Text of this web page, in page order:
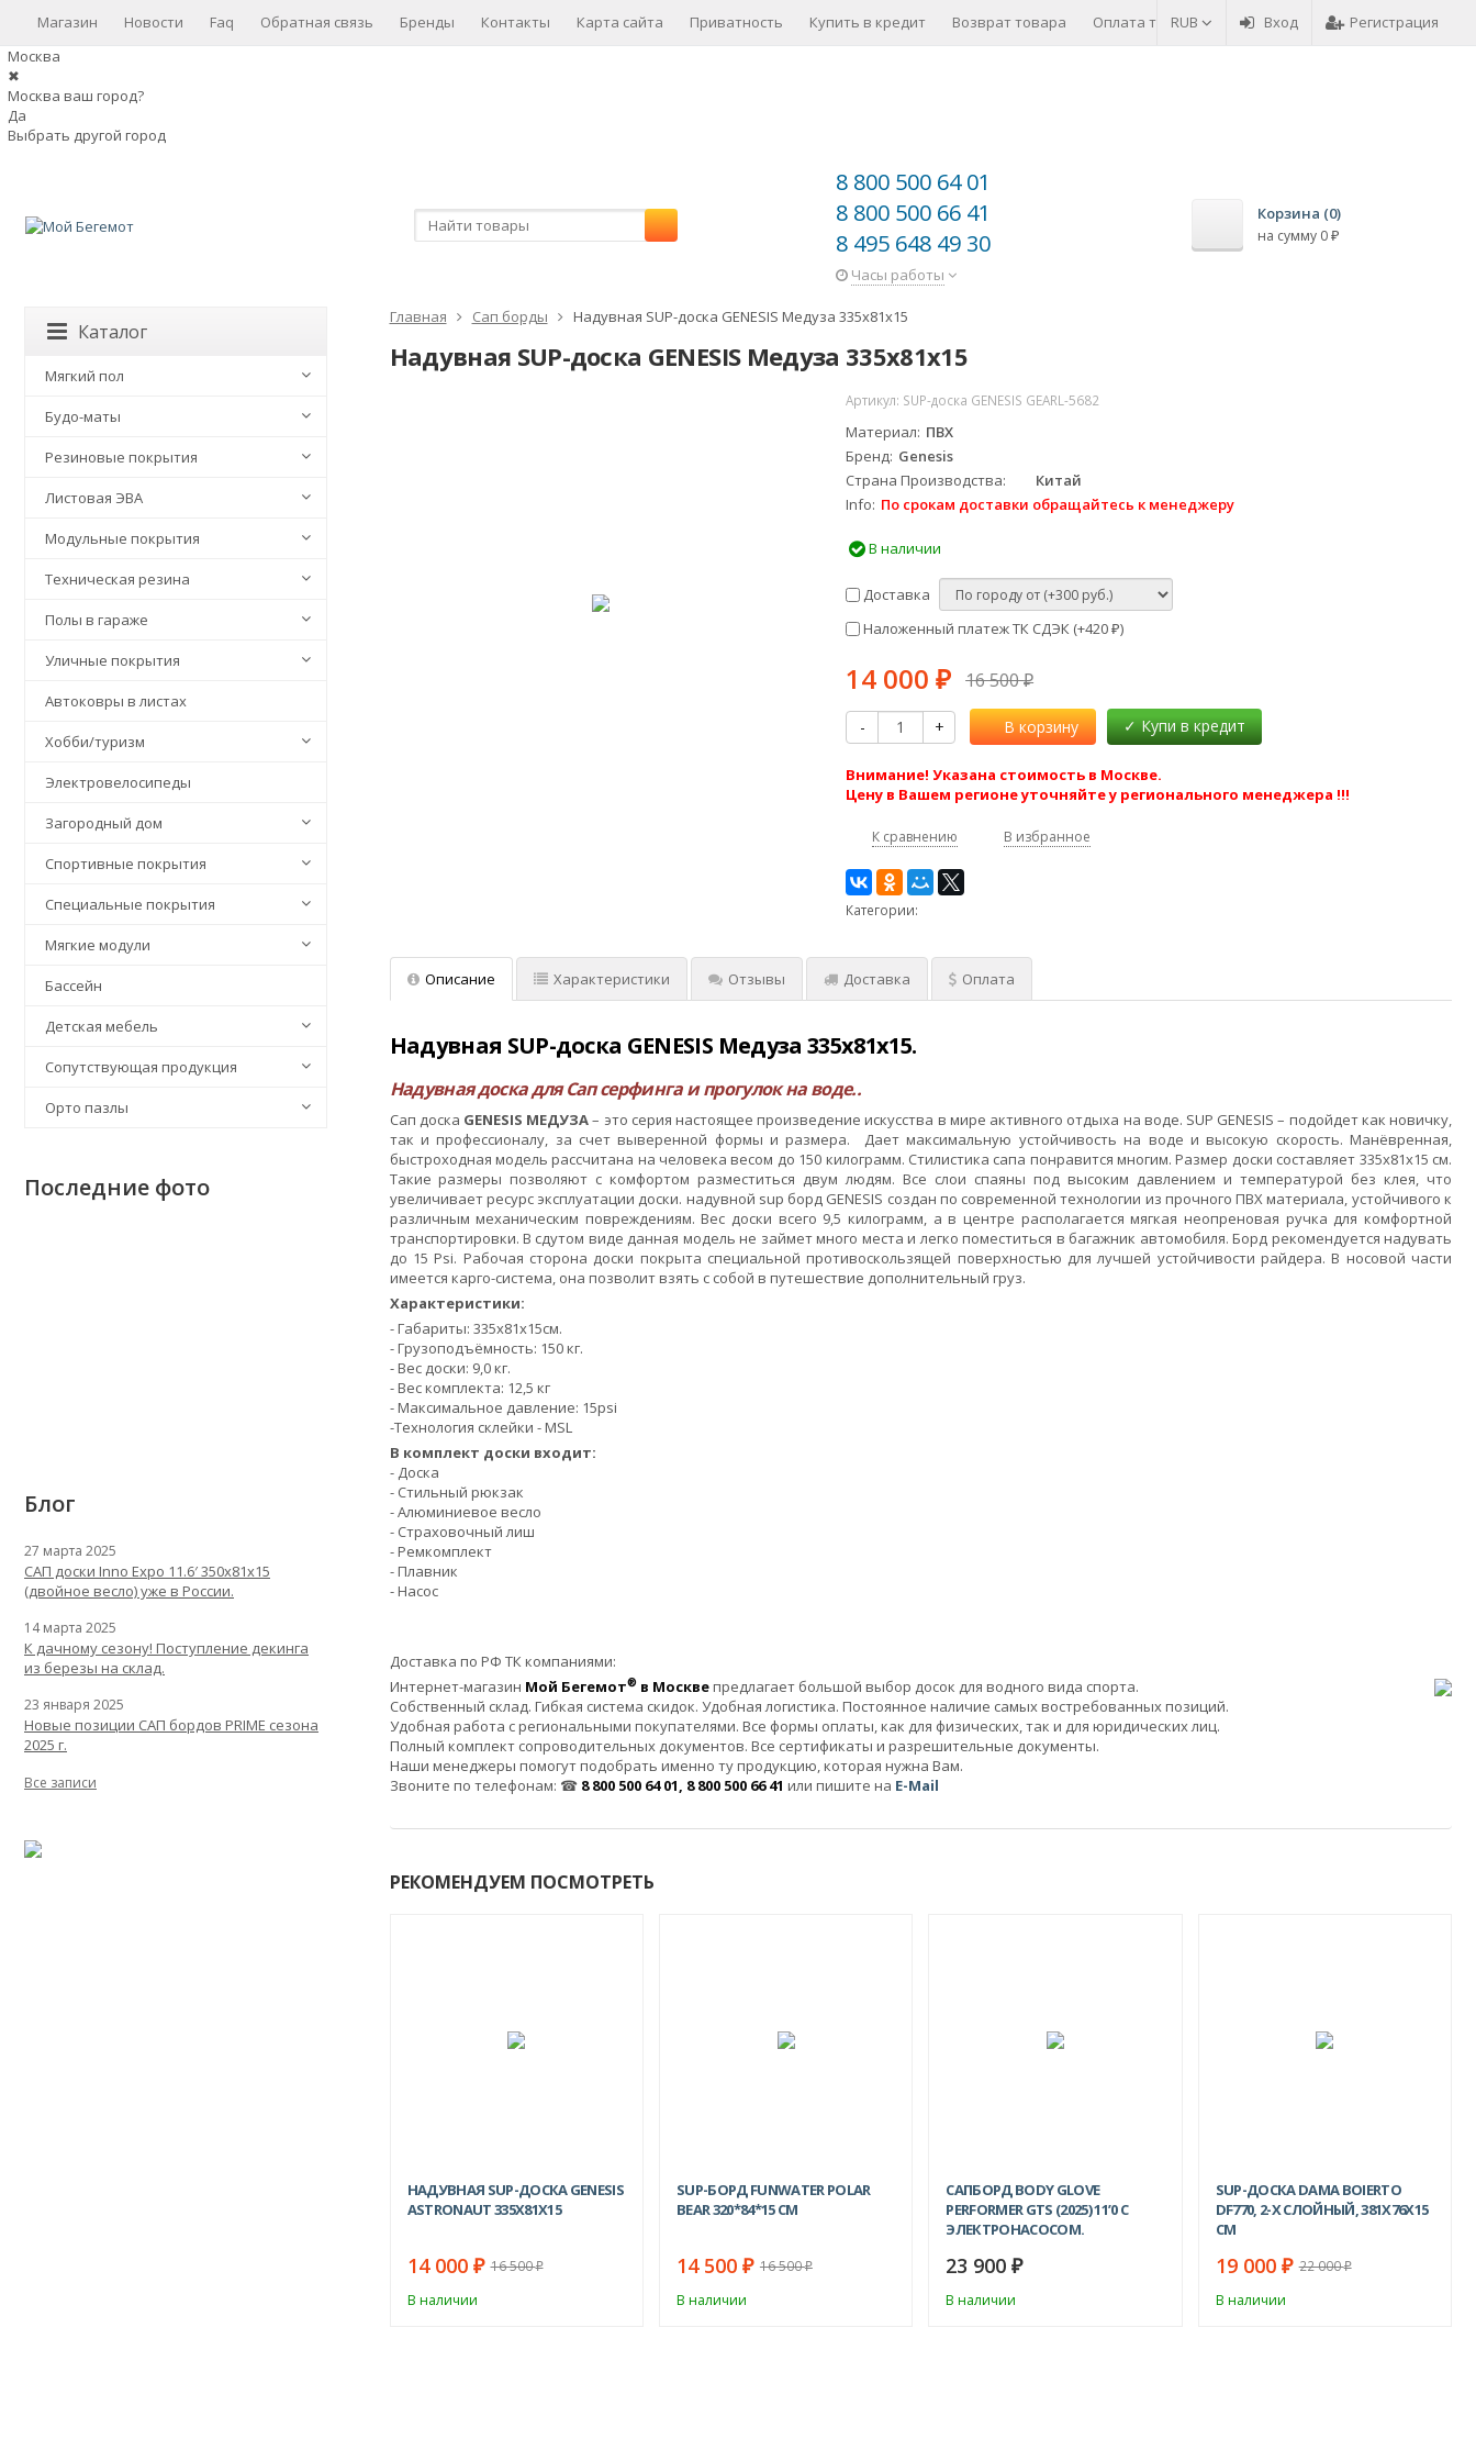
RUB Вход Регистрация
Магазин Новости Faq Обратная связь Бренды Контакты Карта сайта Приватность Купить в кредит Возврат товара
Оплата товара
Москва
✖
Москва ваш город?
Да
Выбрать другой город
8 800 500 64 01
8 800 500 66 41
8 495 648 49 30
Часы работы
Корзина (0)
на сумму 0 ₽
Главная Сап борды Надувная SUP-доска GENESIS Медуза 335х81х15
Надувная SUP-доска GENESIS Медуза 335х81х15
Артикул: SUP-доска GENESIS GEARL-5682
Материал ПВХ
Бренд Genesis
Страна Производства
Китай
Info По срокам доставки обращайтесь к менеджеру
В наличии
Доставка
Наложенный платеж ТК СДЭК (+420₽)
14 000₽ 16 500₽
- + В корзину
Внимание! Указана стоимость в Москве.
Цену в Вашем регионе уточняйте у регионального менеджера !!!
К сравнению В избранное
Категории:
Описание Характеристики Отзывы Доставка Оплата
Надувная SUP-доска GENESIS Медуза 335х81х15.
Надувная доска для Сап серфинга и прогулок на воде..
Сап доска GENESIS МЕДУЗА– это серия настоящее произведение искусства в мире активного отдыха на воде. SUP GENESIS – подойдет как новичку,
так и профессионалу, за счет выверенной формы и размера. Дает максимальную устойчивость на воде и высокую скорость. Манёвренная,
быстроходная модель рассчитана на человека весом до 150 килограмм. Стилистика сапа понравится многим. Размер доски составляет 335х81х15 см.
Такие размеры позволяют с комфортом разместиться двум людям. Все слои спаяны под высоким давлением и температурой без клея, что
увеличивает ресурс эксплуатации доски. надувной sup борд GENESIS создан по современной технологии из прочного ПВХ материала, устойчивого к
различным механическим повреждениям. Вес доски всего 9,5 килограмм, а в центре располагается мягкая неопреновая ручка для комфортной
транспортировки. В сдутом виде данная модель не займет много места и легко поместиться в багажник автомобиля. Борд рекомендуется надувать
до 15 Psi. Рабочая сторона доски покрыта специальной противоскользящей поверхностью для лучшей устойчивости райдера. В носовой части
имеется карго-система, она позволит взять с собой в путешествие дополнительный груз.
Характеристики:
- Габариты: 335x81х15см.
- Грузоподъёмность: 150 кг.
- Веc дocки: 9,0 кг.
- Вес комплекта: 12,5 кг
- Максимальное давление: 15рsi
-Технология склейки - MSL
В комплект доски входит:
- Доска
- Стильный рюкзак
- Алюминиевое весло
- Страховочный лиш
- Ремкомплект
- Плавник
- Насос
Доставка по РФ ТК компаниями:
Интернет-магазин Мой Бегемот®в Москвепредлагает большой выбор досок для водного вида спорта.
Собственный склад. Гибкая система скидок. Удобная логистика. Постоянное наличие самых востребованных позиций.
Удобная работа с региональными покупателями. Все формы оплаты, как для физических, так и для юридических лиц.
Полный комплект сопроводительных документов. Все сертификаты и разрешительные документы.
Наши менеджеры помогут подобрать именно ту продукцию, которая нужна Вам.
Звоните по телефонам: ☎ 8 800 500 64 01, 8 800 500 66 41 или пишите на E-Mail
РЕКОМЕНДУЕМ ПОСМОТРЕТЬ
НАДУВНАЯ SUP-ДОСКА GENESIS
ASTRONAUT 335Х81Х15
14 000 ₽ 16 500₽
В наличии
SUP-БОРД FUNWATER POLAR
BEAR 320*84*15 СМ
14 500 ₽ 16 500₽
В наличии
САПБОРД BODY GLOVE
PERFORMER GTS (2025) 11’0 С
ЭЛЕКТРОНАСОСОМ.
23 900₽
В наличии
SUP-ДОСКА DAMA BOIERTO
DF770, 2-Х СЛОЙНЫЙ, 381X76X15
СМ
19 000 ₽ 22 000₽
В наличии
Каталог
Мягкий пол
Будо-маты
Резиновые покрытия
Листовая ЭВА
Модульные покрытия
Техническая резина
Полы в гараже
Уличные покрытия
Автоковры в листах
Хобби/туризм
Электровелосипеды
Загородный дом
Спортивные покрытия
Специальные покрытия
Мягкие модули
Бассейн
Детская мебель
Сопутствующая продукция
Орто пазлы
Последние фото
Блог
27 марта 2025
САП доски Inno Expo 11.6′ 350x81x15
(двойное весло) уже в России.
14 марта 2025
К дачному сезону! Поступление декинга
из березы на склад.
23 января 2025
Новые позиции САП бордов PRIME сезона
2025 г.
Все записи